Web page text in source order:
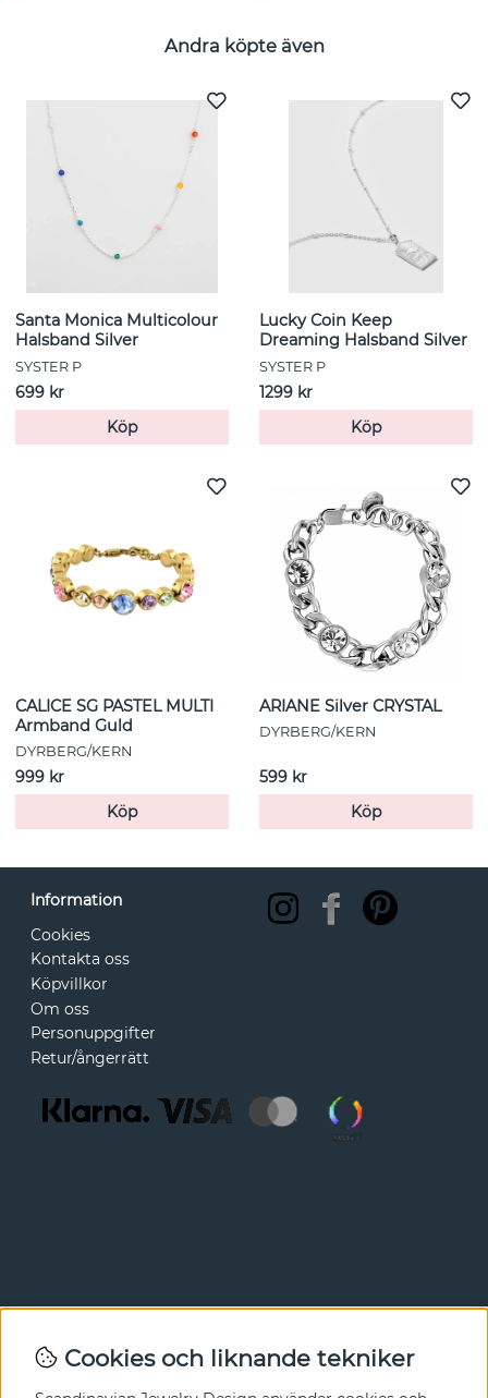
Andra köpte även
Santa Monica Multicolour
Halsband Silver
SYSTER P
699 kr
Köp
Lucky Coin Keep
Dreaming Halsband Silver
SYSTER P
1299 kr
Köp
CALICE SG PASTEL MULTI
Armband Guld
DYRBERG/KERN
999 kr
Köp
ARIANE Silver CRYSTAL
DYRBERG/KERN
599 kr
Köp
Information
Cookies
Kontakta oss
Köpvillkor
Om oss
Personuppgifter
Retur/ångerrätt
Nyhetsbrev
Cookies och liknande tekniker